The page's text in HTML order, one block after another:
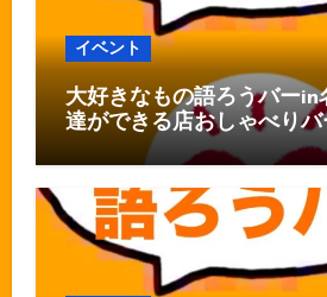
イベント
大好きなもの語ろうバーin
達ができる店おしゃべりバ